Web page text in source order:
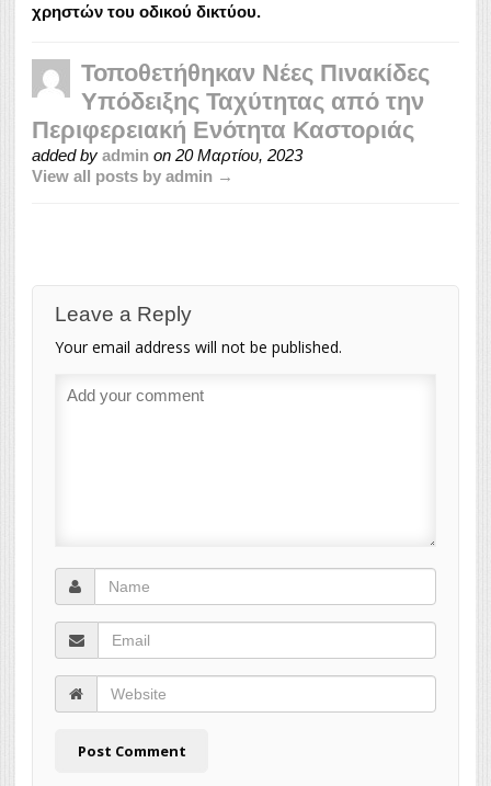
χρηστών του οδικού δικτύου.
Τοποθετήθηκαν Νέες Πινακίδες
Υπόδειξης Ταχύτητας από την
Περιφερειακή Ενότητα Καστοριάς
added by admin on 20 Μαρτίου, 2023
View all posts by admin →
Leave a Reply
Your email address will not be published.